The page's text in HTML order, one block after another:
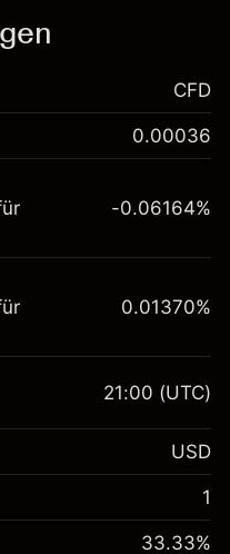
das CFD-
CFD
0.00036
$1,000.00
(-$1.85)
-0.06164%
$1,000.00
0.01370%
21:00 (UTC)
USD
1
33.33%